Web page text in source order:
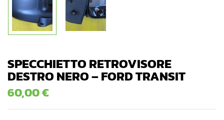
SPECCHIETTO RETROVISORE
DESTRO NERO – FORD TRANSIT
60,00€